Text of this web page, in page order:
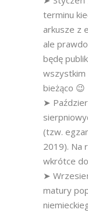
terminu
arkusze z
ale
będę
wszystkim
bieżąco 😉
➤
(tzw.
2019). Na
wkrótce
➤
matury